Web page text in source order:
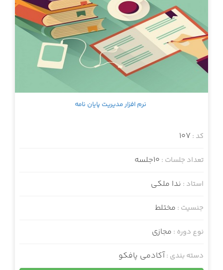
نرم افزار مدیریت پایان نامه
کد : 107
تعداد جلسات : 10جلسه
استاد : ندا ملکی
جنسیت : مختلط
نوع دوره : مجازی
دسته بندی :آکادمی پافکو